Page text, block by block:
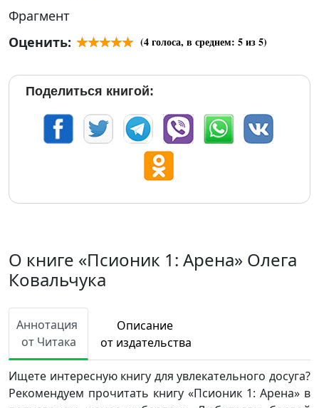
Фрагмент
Оценить:
(4голоса, в среднем: 5из 5)
Поделиться книгой:
О книге «Псионик 1: Арена» Олега
Ковальчука
Аннотация
от Читака
Описание
от издательства
Ищете интересную книгу для увлекательного досуга?
Рекомендуем прочитать книгу «Псионик 1: Арена» в